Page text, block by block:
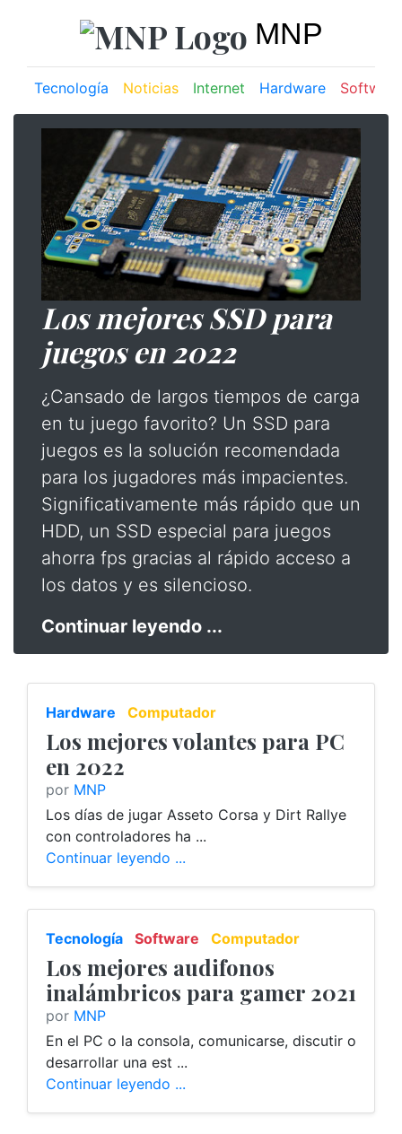
MNP
Tecnología Noticias Internet Hardware Software
Los mejores SSD para
juegos en 2022
¿Cansado de largos tiempos de carga
en tu juego favorito? Un SSD para
juegos es la solución recomendada
para los jugadores más impacientes.
Significativamente más rápido que un
HDD, un SSD especial para juegos
ahorra fps gracias al rápido acceso a
los datos y es silencioso.
Continuar leyendo ...
Hardware Computador
Los mejores volantes para PC
en 2022
por MNP
Los días de jugar Asseto Corsa y Dirt Rallye
con controladores ha ...
Continuar leyendo ...
Tecnología Software Computador
Los mejores audifonos
inalámbricos para gamer 2021
por MNP
En el PC o la consola, comunicarse, discutir o
desarrollar una est ...
Continuar leyendo ...